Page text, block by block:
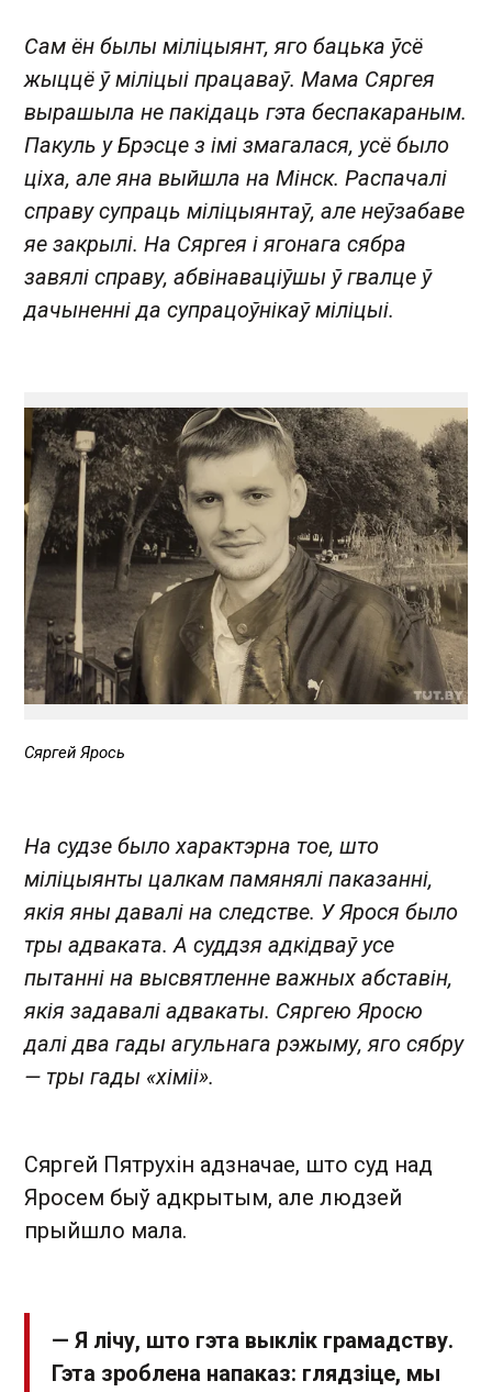
Сам ён былы міліцыянт, яго бацька ўсё
жыццё ў міліцыі працаваў. Мама Сяргея
вырашыла не пакідаць гэта беспакараным.
Пакуль у Брэсце з імі змагалася, усё было
ціха, але яна выйшла на Мінск. Распачалі
справу супраць міліцыянтаў, але неўзабаве
яе закрылі. На Сяргея і ягонага сябра
завялі справу, абвінаваціўшы ў гвалце ў
дачыненні да супрацоўнікаў міліцыі.
Сяргей Ярось
На судзе было характэрна тое, што
міліцыянты цалкам памянялі паказанні,
якія яны давалі на следстве. У Ярося было
тры адваката. А суддзя адкідваў усе
пытанні на высвятленне важных абставін,
якія задавалі адвакаты. Сяргею Яросю
далі два гады агульнага рэжыму, яго сябру
— тры гады «хіміі».
Сяргей Пятрухін адзначае, што суд над
Яросем быў адкрытым, але людзей
прыйшло мала.
— Я лічу, што гэта выклік грамадству.
Гэта зроблена напаказ: глядзіце, мы